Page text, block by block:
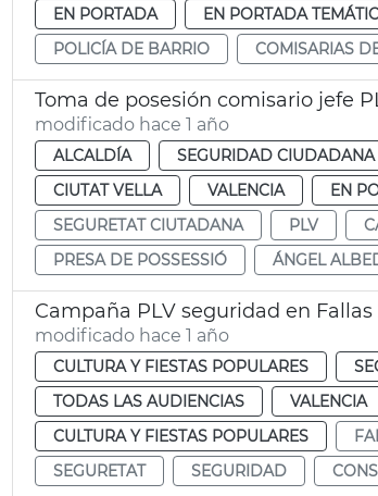
EN PORTADA
EN PORTADA
POLICÍA DE BARRIO
COMISARIAS
Toma de posesión comisario jefe
modificado hace 1 año
ALCALDÍA SEGURIDAD CIUDADANA
CIUTAT VELLA
VALENCIA EN
SEGURETAT CIUTADANA
PLV
PRESA DE POSSESSIÓ
ÁNGEL
Campaña PLV seguridad en Fallas
modificado hace 1 año
CULTURA Y FIESTAS POPULARES
TODAS LAS AUDIENCIAS
VALENCIA
CULTURA Y FIESTAS POPULARES
SEGURETAT
SEGURIDAD